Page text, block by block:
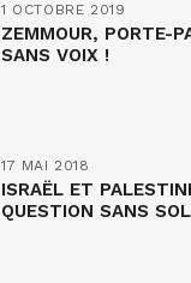
1 OCTOBRE 2019
ZEMMOUR, PORTE-
SANS VOIX !
17 MAI 2018
ISRAËL ET
QUESTION SANS